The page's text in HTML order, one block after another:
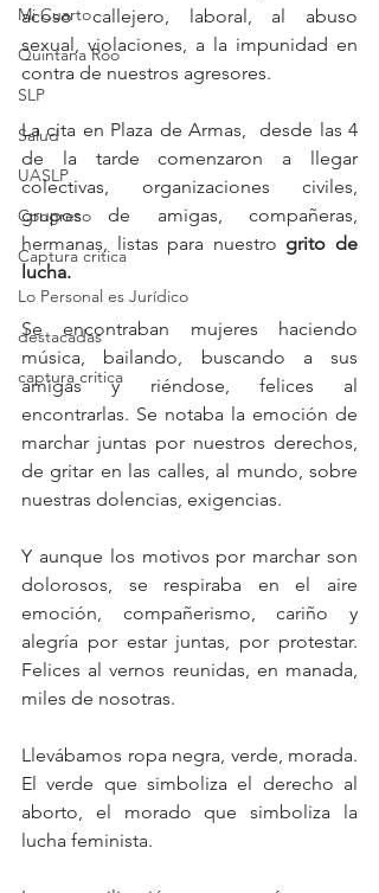
Mi Cuarto
Quintana Roo
SLP
Salud
UASLP
Congreso
Captura critica
Lo Personal es Jurídico
destacadas
captura critica
acoso callejero, laboral, al abuso
sexual, violaciones, a la impunidad en
contra de nuestros agresores.
La cita en Plaza de Armas,  desde las 4
de la tarde comenzaron a llegar
colectivas, organizaciones civiles,
grupos de amigas, compañeras,
hermanas, listas para nuestro grito de
lucha.
Se encontraban mujeres haciendo
música, bailando, buscando a sus
amigas y riéndose, felices al
encontrarlas. Se notaba la emoción de
marchar juntas por nuestros derechos,
de gritar en las calles, al mundo, sobre
nuestras dolencias, exigencias.
Y aunque los motivos por marchar son
dolorosos, se respiraba en el aire
emoción, compañerismo, cariño y
alegría por estar juntas, por protestar.
Felices al vernos reunidas, en manada,
miles de nosotras.
Llevábamos ropa negra, verde, morada.
El verde que simboliza el derecho al
aborto, el morado que simboliza la
lucha feminista.